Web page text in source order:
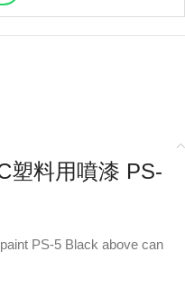
塑料用噴漆 PS-
PS-5 Black above can